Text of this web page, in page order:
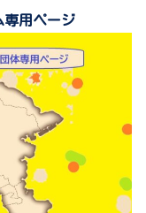
専用ページ